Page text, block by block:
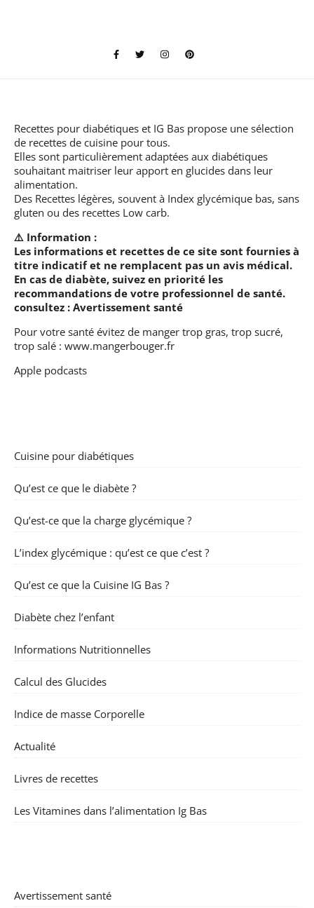
Recettes pour diabétiques et IG Bas propose une sélection
de recettes de cuisine pour tous.
Elles sont particulièrement adaptées aux diabétiques
souhaitant maitriser leur apport en glucides dans leur
alimentation.
Des Recettes légères, souvent à Index glycémique bas, sans
gluten ou des recettes Low carb.
⚠️ Information :
Les informations et recettes de ce site sont fournies à
titre indicatif et ne remplacent pas un avis médical.
En cas de diabète, suivez en priorité les
recommandations de votre professionnel de santé.
consultez : Avertissement santé
Pour votre santé évitez de manger trop gras, trop sucré,
trop salé : www.mangerbouger.fr
Apple podcasts
Cuisine pour diabétiques
Qu’est ce que le diabète ?
Qu’est-ce que la charge glycémique ?
L’index glycémique : qu’est ce que c’est ?
Qu’est ce que la Cuisine IG Bas ?
Diabète chez l’enfant
Informations Nutritionnelles
Calcul des Glucides
Indice de masse Corporelle
Actualité
Livres de recettes
Les Vitamines dans l’alimentation Ig Bas
Avertissement santé